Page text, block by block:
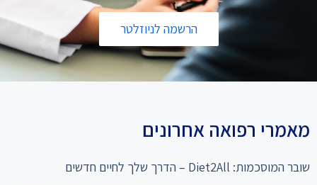
הרשמה לניוזלטר
מאמרי רפואה אחרונים
שובר המוסכמות: Diet2All – הדרך שלך לחיים חדשים